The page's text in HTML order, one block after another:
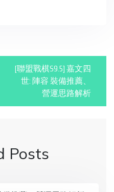
[聯盟戰棋S9.5] 嘉文四
世: 陣容 裝備推薦、
營運思路解析
Posts